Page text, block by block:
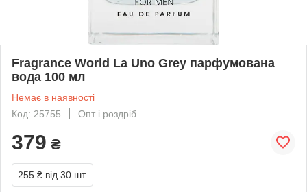
Fragrance World La Uno Grey парфумована
вода 100 мл
Немає в наявності
Код: 25755
Опт і роздріб
379 ₴
255 ₴ від 30 шт.